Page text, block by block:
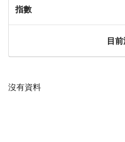
指數
目
沒有資料